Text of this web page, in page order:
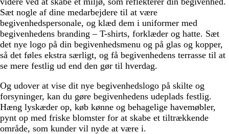
Sæt nogle af dine medarbejdere til at være
begivenhedspersonale, og klæd dem i uniformer med
begivenhedens branding – T-shirts, forklæder og hatte. Sæt
det nye logo på din begivenhedsmenu og på glas og kopper,
så det føles ekstra særligt, og få begivenhedens terrasse til at
se mere festlig ud end den gør til hverdag.
Og udover at vise dit nye begivenhedslogo på skilte og
forsyninger, kan du gøre begivenhedens udeplads festlig.
Hæng lyskæder op, køb kønne og behagelige havemøbler,
pynt op med friske blomster for at skabe et tiltrækkende
område, som kunder vil nyde at være i.